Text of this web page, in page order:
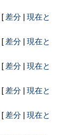
[ 差分
現在と
[ 差分
現在と
[ 差分
現在と
[ 差分
現在と
[ 差分
現在と